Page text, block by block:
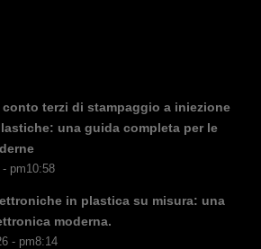
conto terzi di stampaggio a iniezione
una guida completa per le
- pm10:58
in plastica su misura: una
moderna.
- pm8:14